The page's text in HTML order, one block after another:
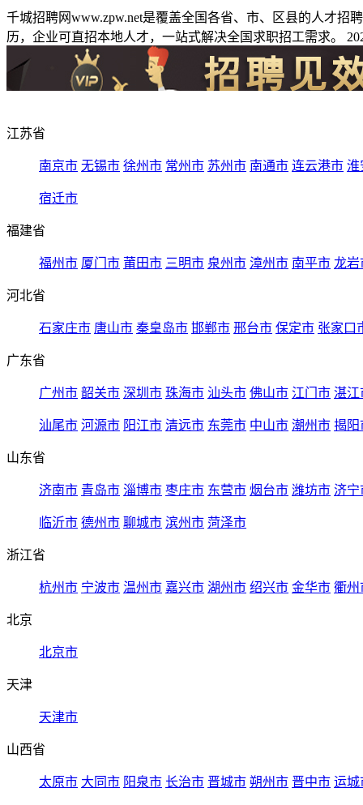
千城招聘网www.zpw.net是覆盖全国各省、市、区县的人才
历，企业可直招本地人才，一站式解决全国求职招工需求。
江苏省
南京市 无锡市 徐州市 常州市 苏州市 南通市 连云港市 淮
宿迁市
福建省
福州市 厦门市 莆田市 三明市 泉州市 漳州市 南平市 龙岩
河北省
石家庄市 唐山市 秦皇岛市 邯郸市 邢台市 保定市 张家口
广东省
广州市 韶关市 深圳市 珠海市 汕头市 佛山市 江门市 湛江
汕尾市 河源市 阳江市 清远市 东莞市 中山市 潮州市 揭阳
山东省
济南市 青岛市 淄博市 枣庄市 东营市 烟台市 潍坊市 济宁
临沂市 德州市 聊城市 滨州市 菏泽市
浙江省
杭州市 宁波市 温州市 嘉兴市 湖州市 绍兴市 金华市 衢州
北京
北京市
天津
天津市
山西省
太原市 大同市 阳泉市 长治市 晋城市 朔州市 晋中市 运城